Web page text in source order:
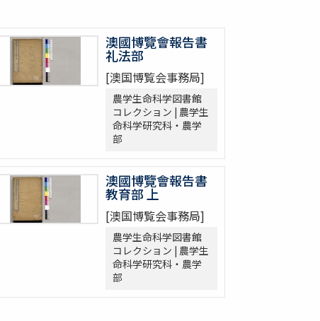
澳國博覽會報告書
礼法部
[澳国博覧会事務局]
農学生命科学図書館
コレクション | 農学生
命科学研究科・農学
部
澳國博覽會報告書
教育部 上
[澳国博覧会事務局]
農学生命科学図書館
コレクション | 農学生
命科学研究科・農学
部